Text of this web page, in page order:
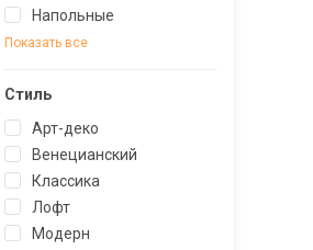
Напольные
Показать все
Стиль
Арт-деко
Венецианский
Классика
Лофт
Модерн